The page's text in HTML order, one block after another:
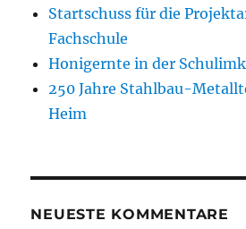
Startschuss für die
Fachschule
Honigernte in der
250 Jahre Stahlbau-
Heim
NEUESTE KOMMENTARE